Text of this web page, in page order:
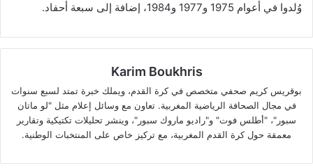
وُلدوا في أعوام 1975 و1977 و1984، إضافة إلى سبعة أحفاد.
Karim Boukhris
بوقريس كريم صحفي متخصص في كرة القدم، ويملك خبرة تمتد لسبع سنوات
في مجال الصحافة الرياضية المغربية. تعاون مع وسائل إعلام مثل "لو ماتان
سبور"، "أطلس فوت" و"راديو ماروك سبور"، وينشر تحليلات تكتيكية وتقارير
معمقة حول كرة القدم المغربية، مع تركيز خاص على المنتخبات الوطنية.